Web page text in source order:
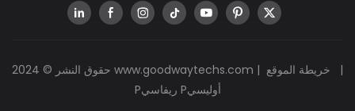
www.goodwaytechs.com |
|
Pريفاسي Pأوليسي